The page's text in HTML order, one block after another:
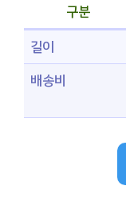
구분
길이
배송비